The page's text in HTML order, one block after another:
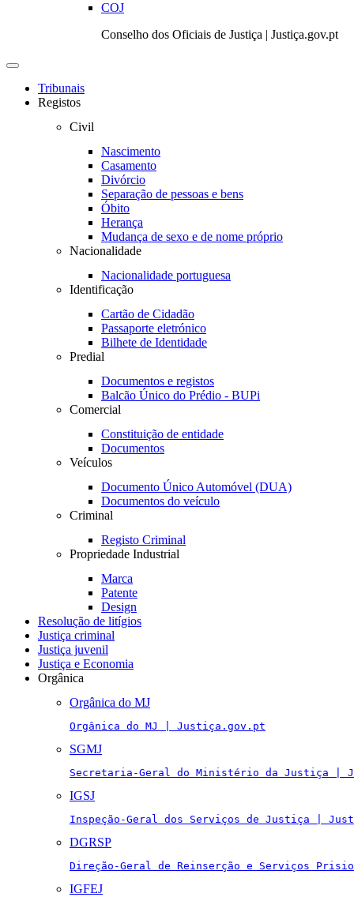
COJ
Conselho dos Oficiais de Justiça | Justiça.gov.pt
Toggle
navigationTribunais
Registos
Civil
Nascimento
Casamento
Divórcio
Separação de pessoas e bens
Óbito
Herança
Mudança de sexo e de nome próprio
Nacionalidade
Nacionalidade portuguesa
Identificação
Cartão de Cidadão
Passaporte eletrónico
Bilhete de Identidade
Predial
Documentos e registos
Balcão Único do Prédio - BUPi
Comercial
Constituição de entidade
Documentos
Veículos
Documento Único Automóvel (DUA)
Documentos do veículo
Criminal
Registo Criminal
Propriedade Industrial
Marca
Patente
Design
Resolução de litígios
Justiça criminal
Justiça juvenil
Justiça e Economia
Orgânica
Orgânica do MJ
Orgânica do MJ | Justiça.gov.pt
SGMJ
Secretaria-Geral do Ministério da Justiça |
IGSJ
Inspeção-Geral dos Serviços de Justiça |
DGRSP
Direção-Geral de Reinserção e Serviços
IGFEJ